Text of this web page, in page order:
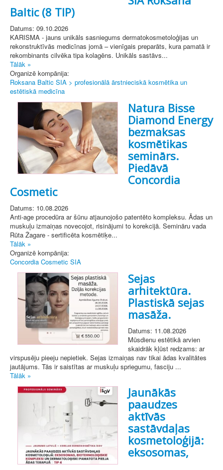
Baltic (8 TIP)
Datums: 09.10.2026
KARISMA - jauns unikāls sasniegums dermatokosmetoloģijas un
rekonstruktīvās medicīnas jomā – vienīgais preparāts, kura pamatā ir
rekombinants cilvēka tipa kolagēns. Unikāls sastāvs...
Tālāk »
Organizē kompānija:
Roksana Baltic SIA > profesionālā ārstnieciskā kosmētika un
estētiskā medicīna
Natura Bisse
Diamond Energy
bezmaksas
kosmētikas
seminārs.
Piedāvā
Concordia
Cosmetic
Datums: 10.08.2026
Anti-age procedūra ar šūnu atjaunojošo patentēto kompleksu. Ādas un
muskuļu izmaiņas novecojot, risinājumi to korekcijā. Semināru vada
Rūta Žagare - sertificēta kosmētiķe...
Tālāk »
Organizē kompānija:
Concordia Cosmetic SIA
Sejas
arhitektūra.
Plastiskā sejas
masāža.
Datums: 11.08.2026
Mūsdienu estētikā arvien
skaidrāk kļūst redzams: ar
virspusēju pieeju nepietiek. Sejas izmaiņas nav tikai ādas kvalitātes
jautājums. Tās ir saistītas ar muskuļu spriegumu, fasciju ...
Tālāk »
Jaunākās
paaudzes
aktīvās
sastāvdaļas
kosmetoloģijā:
eksosomas,